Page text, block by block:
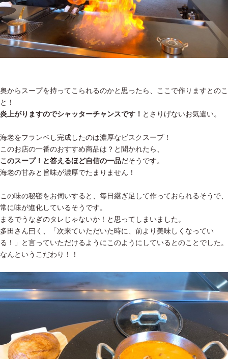
奥からスープを持ってこられるのかと思ったら、ここで作りますとのこ
と！
炎上がりますのでシャッターチャンスです！ とさりげないお気遣い。
海老をフランベし完成したのは濃厚なビスクスープ！
このお店の一番のおすすめ商品は？と聞かれたら、
このスープ！と答えるほど自信の一品だそうです。
海老の甘みと旨味が濃厚でたまりません！
この味の秘密をお伺いすると、毎日継ぎ足して作っておられるそうで、
常に味が進化しているそうです。
まるでうなぎのタレじゃないか！と思ってしまいました。
多田さん曰く、「次来ていただいた時に、前より美味しくなってい
る！」と言っていただけるようにこのようにしているとのことでした。
なんというこだわり！！